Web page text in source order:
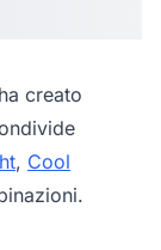
ha creato
, Cool